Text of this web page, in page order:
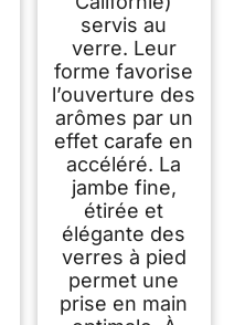
servis au
verre. Leur
forme favorise
l’ouverture des
arômes par un
effet carafe en
accéléré. La
jambe fine,
étirée et
élégante des
verres à pied
permet une
prise en main